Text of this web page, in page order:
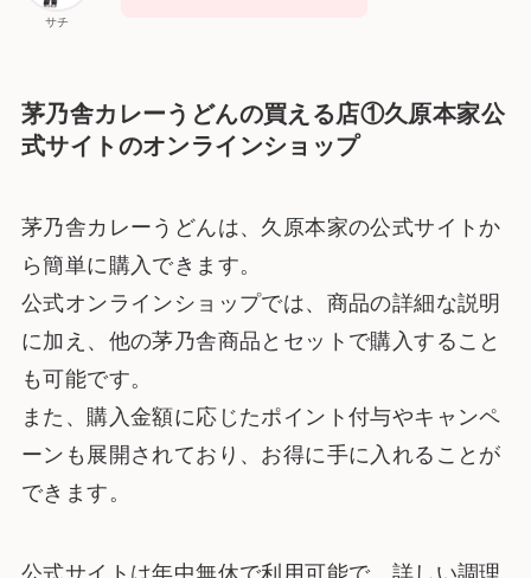
サチ
茅乃舎カレーうどんの買える店①久原本家公
式サイトのオンラインショップ
茅乃舎カレーうどんは、久原本家の公式サイトか
ら簡単に購入できます。
公式オンラインショップでは、商品の詳細な説明
に加え、他の茅乃舎商品とセットで購入すること
も可能です。
また、購入金額に応じたポイント付与やキャンペ
ーンも展開されており、お得に手に入れることが
できます。